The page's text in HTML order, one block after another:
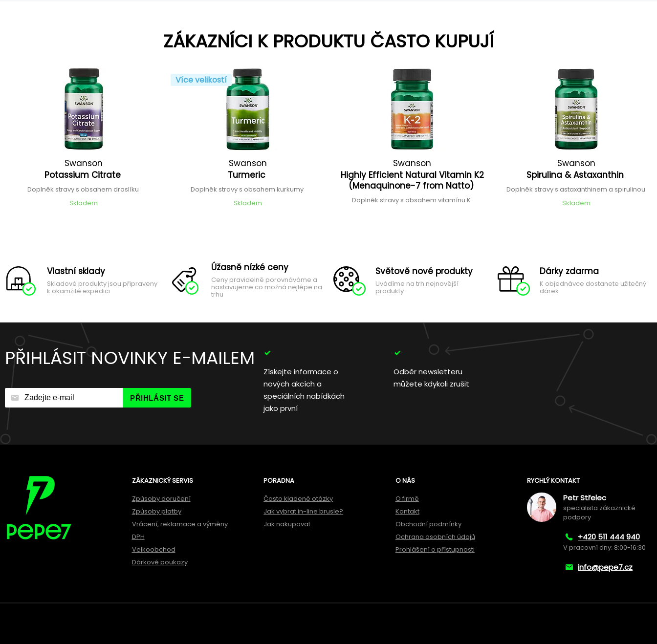
ZÁKAZNÍCI K PRODUKTU ČASTO KUPUJÍ
Swanson
Potassium Citrate
Doplněk stravy s obsahem draslíku
Skladem
Více velikostí
Swanson
Turmeric
Doplněk stravy s obsahem kurkumy
Skladem
Swanson
Highly Efficient Natural Vitamin K2
(Menaquinone-7 from Natto)
Doplněk stravy s obsahem vitamínu K
Swanson
Spirulina & Astaxanthin
Doplněk stravy s astaxanthinem a spirulinou
Skladem
Vlastní sklady
Skladové produkty jsou připraveny
k okamžité expedici
Úžasně nízké ceny
Ceny pravidelně porovnáváme a
nastavujeme co možná nejlépe na
trhu
Světově nové produkty
Uvádíme na trh nejnovější
produkty
Dárky zdarma
K objednávce dostanete užitečný
dárek
PŘIHLÁSIT NOVINKY E-MAILEM
PŘIHLÁSIT SE
Získejte informace o
nových akcích a
speciálních nabídkách
jako první
Odběr newsletteru
můžete kdykoli zrušit
ZÁKAZNICKÝ SERVIS
Způsoby doručení
Způsoby platby
Vrácení, reklamace a výměny
DPH
Velkoobchod
Dárkové poukazy
PORADNA
Často kladené otázky
Jak vybrat in-line brusle?
Jak nakupovat
O NÁS
O firmě
Kontakt
Obchodní podmínky
Ochrana osobních údajů
Prohlášení o přístupnosti
RYCHLÝ KONTAKT
Petr Střelec
specialista zákaznické
podpory
+420 511 444 940
V pracovní dny: 8:00-16:30
info@pepe7.cz